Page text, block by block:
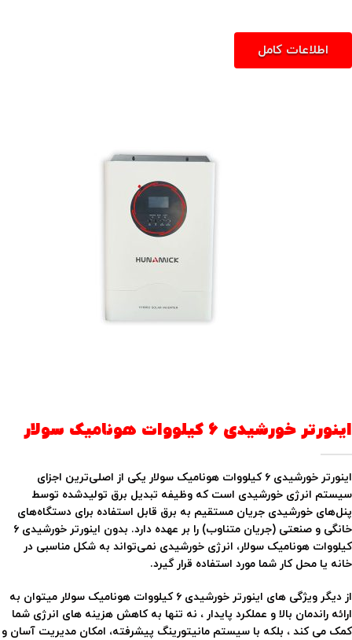
اطلاعات کامل
اینورتر خورشیدی ۶ کیلووات هونامیک سولار
اینورتر خورشیدی ۶ کیلووات هونامیک سولار یکی از اصلی‌ترین اجزای
سیستم انرژی خورشیدی است که وظیفه تبدیل برق تولیدشده توسط
پنل‌های خورشیدی جریان مستقیم به برق قابل استفاده برای دستگاه‌های
خانگی و صنعتی (جریان متناوب) را بر عهده دارد. بدون اینورتر خورشیدی ۶
کیلووات هونامیک سولار، انرژی خورشیدی نمی‌تواند به شکل مناسبی در
خانه یا محل کار شما مورد استفاده قرار گیرد.
از دیگر ویژگی های اینورتر خورشیدی ۶ کیلووات هونامیک سولار میتوان به
ارائه راندمان بالا و عملکرد پایدار ، نه تنها به کاهش هزینه های انرژی شما
کمک می کند ، بلکه با سیستم مانیتورینگ پیشرفته، امکان مدیریت آسان و